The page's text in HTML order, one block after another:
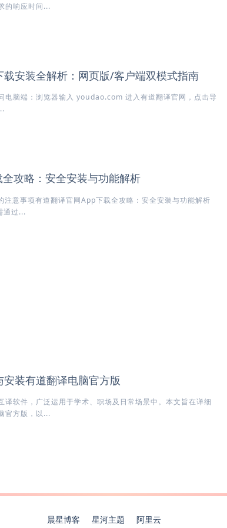
的响应时间...
安装全解析：网页版/客户端双模式指南
电脑端：浏览器输入 youdao.com 进入有道翻译官网，点击导
攻略：安全安装与功能解析
注意事项有道翻译官网App下载全攻略：安全安装与功能解析
通过...
装有道翻译电脑官方版
译软件，广泛运用于学术、职场及日常场景中。本文旨在详细
官方版，以...
晨星博客 星河主题 阿里云